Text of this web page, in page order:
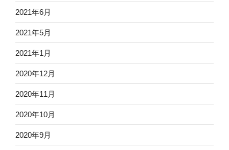
2021年6月
2021年5月
2021年1月
2020年12月
2020年11月
2020年10月
2020年9月